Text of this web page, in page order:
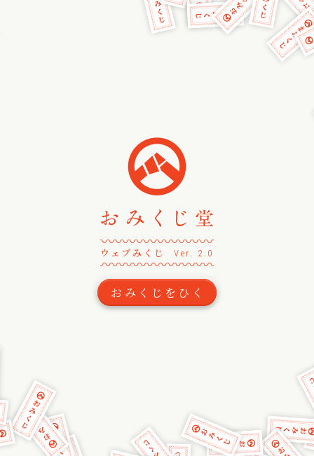
〰〰〰〰〰〰〰〰〰
ウェブみくじ Ver. 2.0
〰〰〰〰〰〰〰〰〰
おみくじをひく